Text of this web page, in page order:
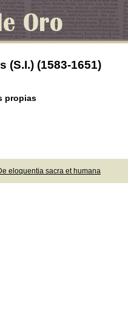
(S.I.) (1583-1651)
propias
eloquentia sacra et humana